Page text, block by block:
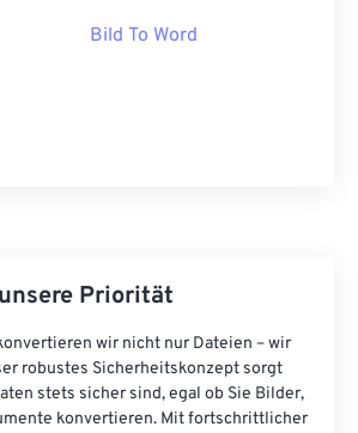
Bild To Word
Priorität
wir nicht nur Dateien – wir
robustes Sicherheitskonzept sorgt
stets sicher sind, egal ob Sie Bilder,
konvertieren. Mit fortschrittlicher